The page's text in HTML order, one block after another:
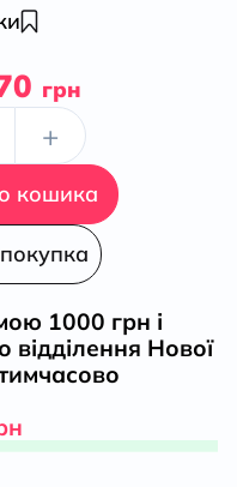
грн
+
кошика
1000 грн і
відділення Нової